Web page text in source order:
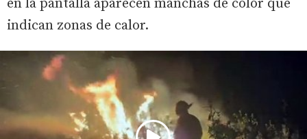
en la pantalla aparecen manchas de color que
indican zonas de calor.